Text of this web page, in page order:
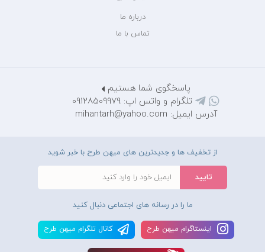
درباره ما
تماس با ما
پاسخگوی شما هستیم
تلگرام و واتس اپ: 09128509979
آدرس ایمیل: mihantarh@yahoo.com
از تخفیف ها و جدیدترین های میهن طرح با خبر شوید
ما را در رسانه های اجتماعی دنبال کنید
اينستاگرام ميهن طرح کانال تلگرام ميهن طرح